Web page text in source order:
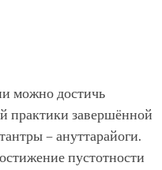
можно достичь
практики завершённой
– ануттарайоги.
пустотности